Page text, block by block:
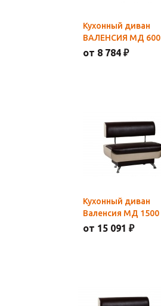
Кухонный диван
ВАЛЕНСИЯ МД 600
от 8 784 ₽
Кухонный диван
Валенсия МД 1500
от 15 091 ₽